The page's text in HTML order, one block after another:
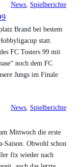
News Spielberichte
Brand bei bestem
statt.
FC Tosters 99 mit
noch dem FC
Jungs im Finale
News Spielberichte
Mittwoch die erste
Saison. Obwohl schon
fix wieder nach